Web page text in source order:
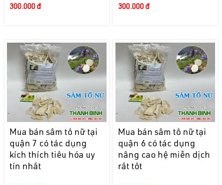
300.000 đ 300.000 đ
Mua bán sâm tố nữ tại
quận 7 có tác dụng
kích thích tiêu hóa uy
tín nhất
Mua bán sâm tố nữ tại
quận 6 có tác dụng
nâng cao hệ miễn dịch
rất tốt